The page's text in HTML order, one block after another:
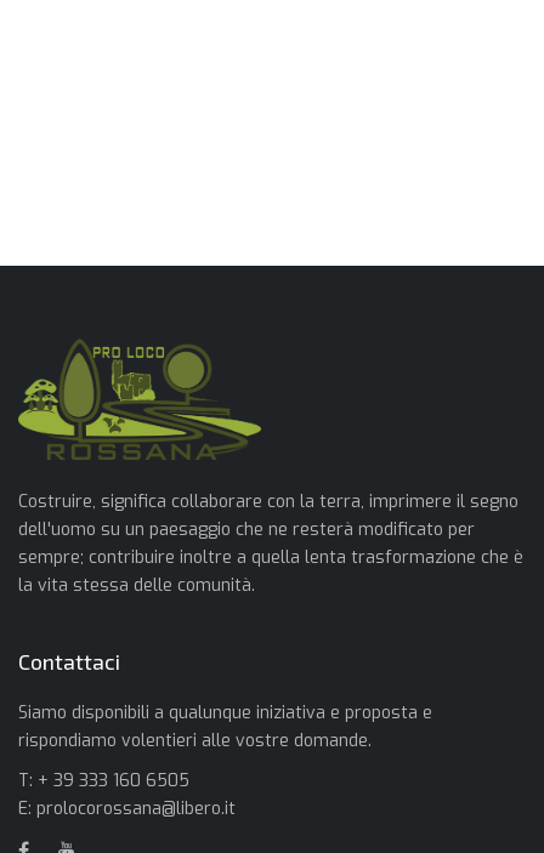
Costruire, significa collaborare con la terra, imprimere il segno
dell'uomo su un paesaggio che ne resterà modificato per
sempre; contribuire inoltre a quella lenta trasformazione che è
la vita stessa delle comunità.
Contattaci
Siamo disponibili a qualunque iniziativa e proposta e
rispondiamo volentieri alle vostre domande.
T: + 39 333 160 6505
E: prolocorossana@libero.it